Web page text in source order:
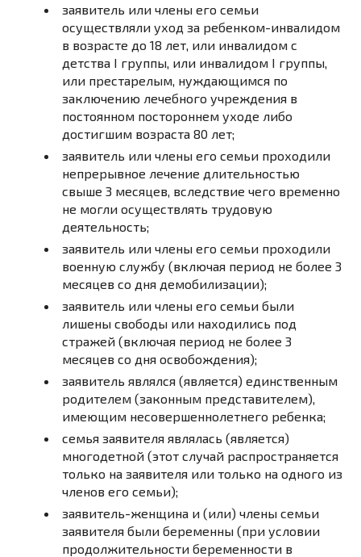
заявитель или члены его семьи
осуществляли уход за ребенком-инвалидом
в возрасте до 18 лет, или инвалидом с
детства I группы, или инвалидом I группы,
или престарелым, нуждающимся по
заключению лечебного учреждения в
постоянном постороннем уходе либо
достигшим возраста 80 лет;
заявитель или члены его семьи проходили
непрерывное лечение длительностью
свыше 3 месяцев, вследствие чего временно
не могли осуществлять трудовую
деятельность;
заявитель или члены его семьи проходили
военную службу (включая период не более 3
месяцев со дня демобилизации);
заявитель или члены его семьи были
лишены свободы или находились под
стражей (включая период не более 3
месяцев со дня освобождения);
заявитель являлся (является) единственным
родителем (законным представителем),
имеющим несовершеннолетнего ребенка;
семья заявителя являлась (является)
многодетной (этот случай распространяется
только на заявителя или только на одного из
членов его семьи);
заявитель-женщина и (или) члены семьи
заявителя были беременны (при условии
продолжительности беременности в